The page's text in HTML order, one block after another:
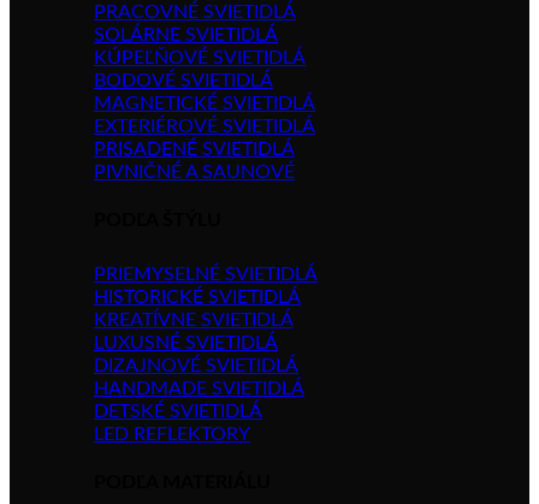
PRACOVNÉ SVIETIDLÁ
SOLÁRNE SVIETIDLÁ
KÚPEĽŇOVÉ SVIETIDLÁ
BODOVÉ SVIETIDLÁ
MAGNETICKÉ SVIETIDLÁ
EXTERIÉROVÉ SVIETIDLÁ
PRISADENÉ SVIETIDLÁ
PIVNIČNÉ A SAUNOVÉ
PRIEMYSELNÉ SVIETIDLÁ
HISTORICKÉ SVIETIDLÁ
KREATÍVNE SVIETIDLÁ
LUXUSNÉ SVIETIDLÁ
DIZAJNOVÉ SVIETIDLÁ
HANDMADE SVIETIDLÁ
DETSKÉ SVIETIDLÁ
LED REFLEKTORY